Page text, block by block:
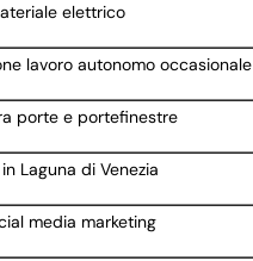
elettrico
lavoro autonomo occasionale
porte e portefinestre
Laguna di Venezia
media marketing